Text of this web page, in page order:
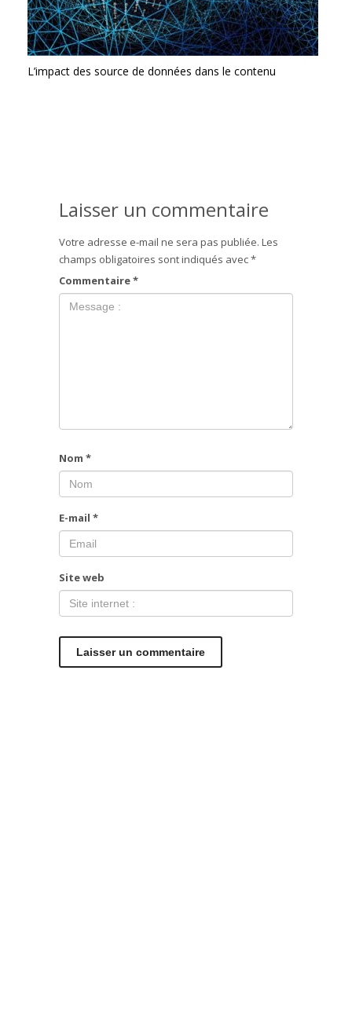
L’impact des source de données dans le contenu
Laisser un commentaire
Votre adresse e-mail ne sera pas publiée. Les
champs obligatoires sont indiqués avec*
Commentaire*
Nom *
E-mail *
Site web